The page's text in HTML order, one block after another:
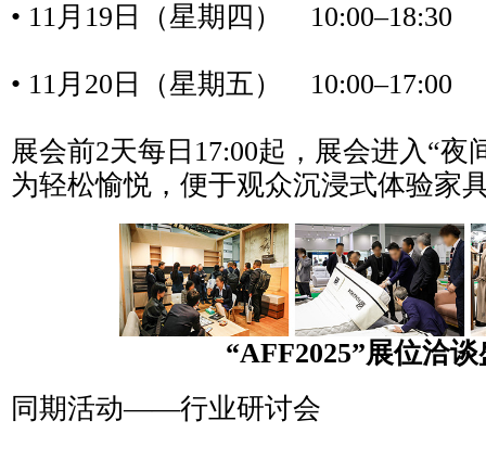
• 11月19日（星期四） 10:00–18:30
• 11月20日（星期五） 10:00–17:00
展会前2天每日17:00起，展会进入“夜
为轻松愉悦，便于观众沉浸式体验家
“AFF2025”展位洽
同期活动——行业研讨会